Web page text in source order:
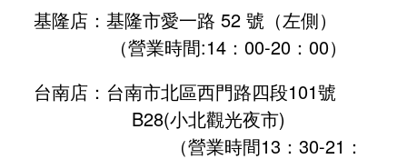
基隆店：基隆市愛一路 52 號（左側）
（營業時間:14：00-20：00）
台南店：台南市北區西門路四段101號
B28(小北觀光夜市)
（營業時間13：30-21：